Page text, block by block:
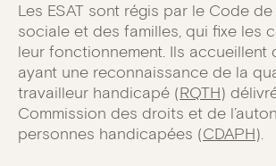
Les ESAT sont régis par le Code de
sociale et des familles, qui fixe les
leur fonctionnement. Ils accueillent
ayant une reconnaissance de la
travailleur handicapé (RQTH)
Commission des droits et de
personnes handicapées (CDAPH).